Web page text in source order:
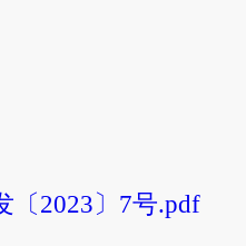
〔2023〕7号.pdf